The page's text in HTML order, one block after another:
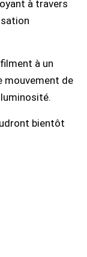
à travers
à un
mouvement de
bientôt